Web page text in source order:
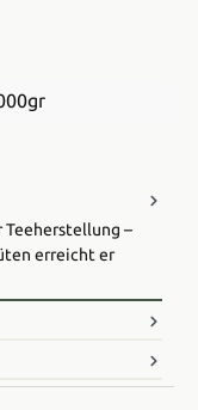
Teeherstellung –
erreicht er